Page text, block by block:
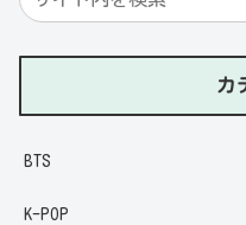
カ
BTS
K-POP